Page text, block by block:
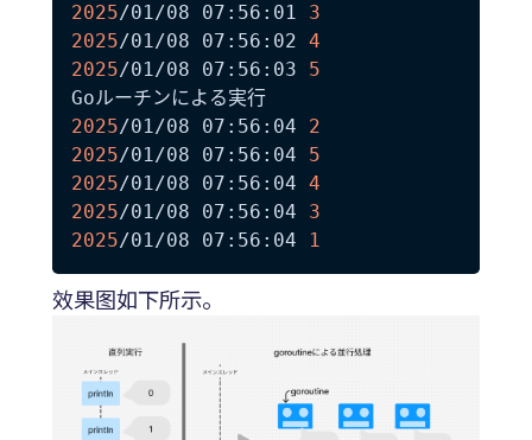
2025/01/08 07:56:01 3
2025/01/08 07:56:02 4
2025/01/08 07:56:03 5
2025/01/08 07:56:04 2
2025/01/08 07:56:04 5
2025/01/08 07:56:04 4
2025/01/08 07:56:04 3
2025/01/08 07:56:04 1
效果图如下所示。